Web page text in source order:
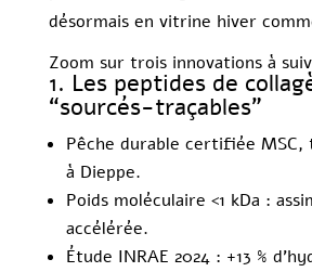
désormais en vitrine hiver
Zoom sur trois innovations à
1. Les peptides de
“sourcés-traçables”
Pêche durable certifiée
à Dieppe.
Poids moléculaire <1 kDa :
accélérée.
Étude INRAE 2024 : +13 %